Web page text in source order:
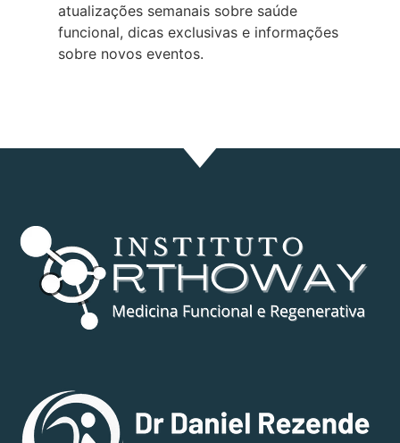
atualizações semanais sobre saúde
funcional, dicas exclusivas e informações
sobre novos eventos.